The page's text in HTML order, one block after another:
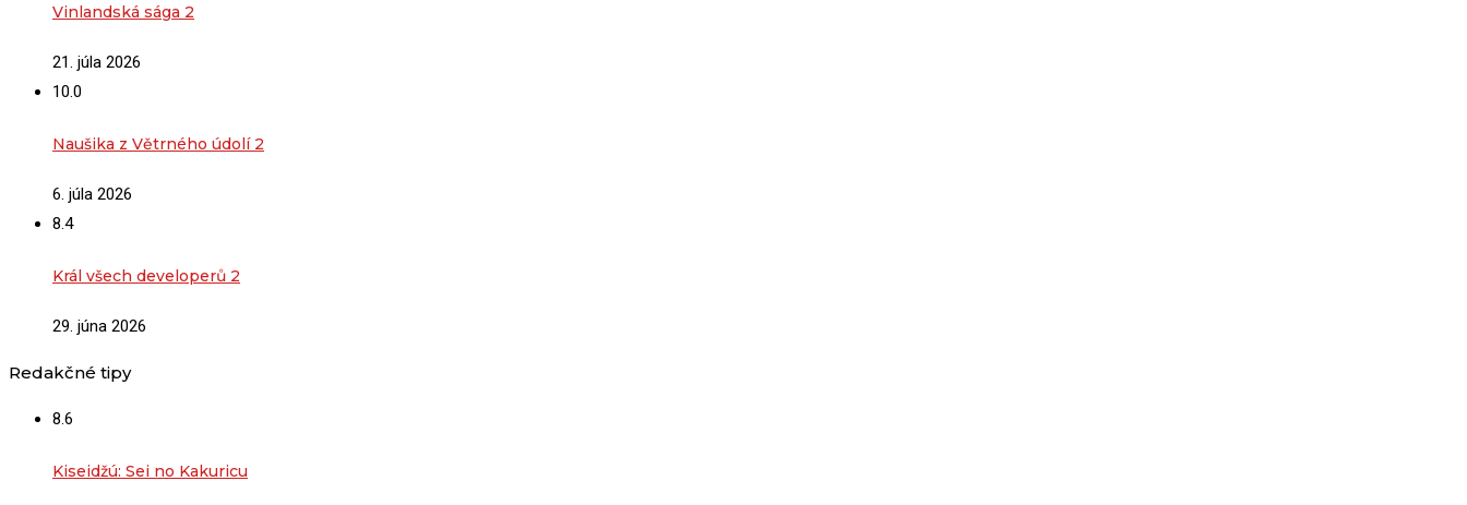
Vinlandská sága 2
21. júla 2026
10.0
Naušika z Větrného údolí 2
6. júla 2026
8.4
Král všech developerů 2
29. júna 2026
Redakčné tipy
8.6
Kiseidžú: Sei no Kakuricu